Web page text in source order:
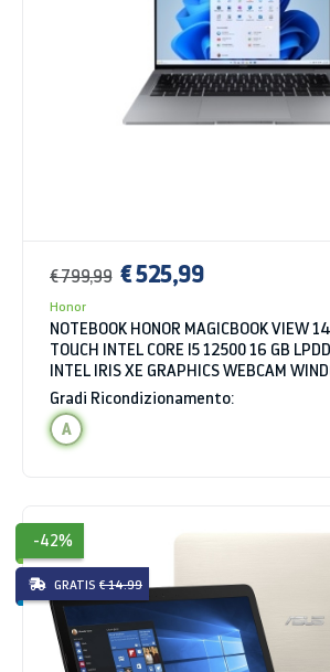
€ 799,99 € 525,99
Honor
NOTEBOOK HONOR MAGICBOOK VIEW
TOUCH INTEL CORE I5 12500 16 GB
INTEL IRIS XE GRAPHICS WEBCAM
SPACE GRAY
Gradi Ricondizionamento:
A
-42%
GRATIS € 14.99